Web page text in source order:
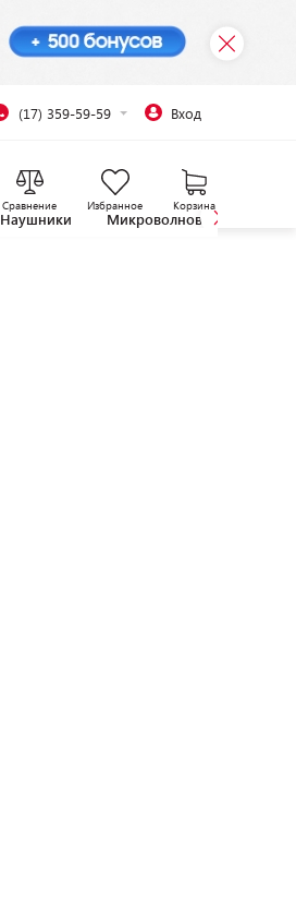
(17) 359-59-59 Вход
Сравнение Избранное Корзина
Наушники Микроволновые печи